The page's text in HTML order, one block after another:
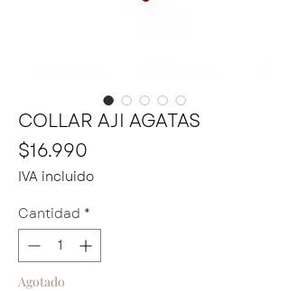
COLLAR AJI AGATAS
$16.990
IVA incluido
Cantidad *
Agotado